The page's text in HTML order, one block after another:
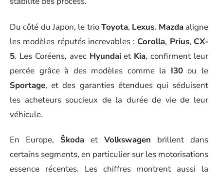
Du côté du Japon, le trioToyota, Lexus, Mazdaaligne
les modèles réputés increvables : Corolla, Prius, CX-
5. Les Coréens, avec Hyundaiet Kia, confirment leur
percée grâce à des modèles comme la I30ou le
Sportage, et des garanties étendues qui séduisent
les acheteurs soucieux de la durée de vie de leur
véhicule.
En Europe, Škoda et Volkswagen brillent dans
certains segments, en particulier sur les motorisations
essence récentes. Les chiffres montrent aussi la